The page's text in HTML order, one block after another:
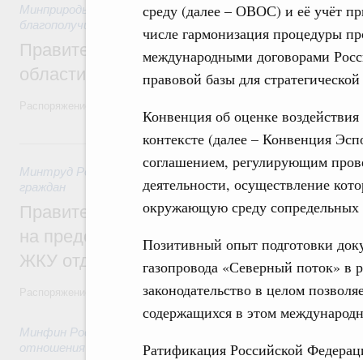
среду (далее – ОВОС) и её учёт
числе гармонизация процедуры
международными договорами
правовой базы для
Конвенция об оценке
контексте (далее – Конвенция
соглашением, регулирующим
деятельности, осуществление
окружающую среду сопредельных
Позитивный опыт подготовки
газопровода «Северный поток» в
законодательство в целом
содержащихся в этом
Ратификация Российской
Минприроды России 5 августа 2026, Национальный
благополучие»
Правительство увеличило объём
области в рамках федерального
31 июля, пятница
Минтруд России 31 июля 2026,Социальная поддержка
граждан
Правительство направит регионам
на предоставление мер социальной
ЖКУ отдельным категориям граждан
Распоряжение от 30 июля 2026 года №2032-р
Минфин России
отношения